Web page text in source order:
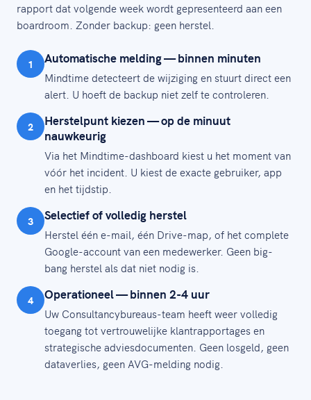
rapport dat volgende week wordt gepresenteerd aan een
boardroom. Zonder backup: geen herstel.
1 Automatische melding — binnen minuten
Mindtime detecteert de wijziging en stuurt direct een
alert. U hoeft de backup niet zelf te controleren.
2
Herstelpunt kiezen — op de minuut
nauwkeurig
Via het Mindtime-dashboard kiest u het moment van
vóór het incident. U kiest de exacte gebruiker, app
en het tijdstip.
3 Selectief of volledig herstel
Herstel één e-mail, één Drive-map, of het complete
Google-account van een medewerker. Geen big-
bang herstel als dat niet nodig is.
4 Operationeel — binnen 2-4 uur
Uw Consultancybureaus-team heeft weer volledig
toegang tot vertrouwelijke klantrapportages en
strategische adviesdocumenten. Geen losgeld, geen
dataverlies, geen AVG-melding nodig.